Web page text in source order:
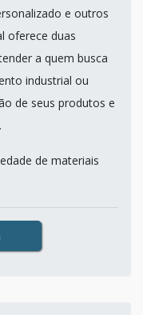
e outros
oferece duas
a quem busca
industrial ou
de seus produtos e
de materiais